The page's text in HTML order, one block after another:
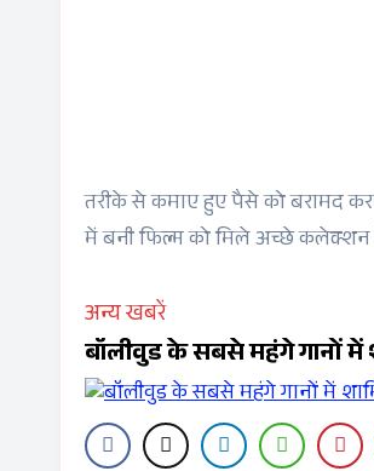
तरीके से कमाए हुए पैसे को बरामद
में बनी फिल्म को मिले अच्छे कलेक्शन
अन्य खबरें
बॉलीवुड के सबसे महंगे गानों में